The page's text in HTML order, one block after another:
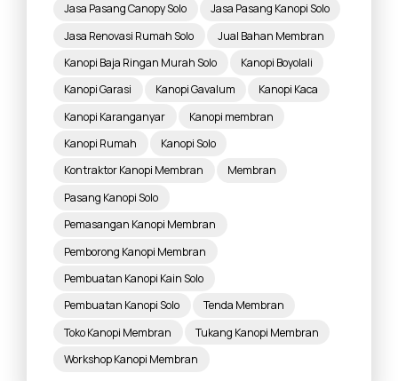
Jasa Pasang Canopy Solo
Jasa Pasang Kanopi Solo
Jasa Renovasi Rumah Solo
Jual Bahan Membran
Kanopi Baja Ringan Murah Solo
Kanopi Boyolali
Kanopi Garasi
Kanopi Gavalum
Kanopi Kaca
Kanopi Karanganyar
Kanopi membran
Kanopi Rumah
Kanopi Solo
Kontraktor Kanopi Membran
Membran
Pasang Kanopi Solo
Pemasangan Kanopi Membran
Pemborong Kanopi Membran
Pembuatan Kanopi Kain Solo
Pembuatan Kanopi Solo
Tenda Membran
Toko Kanopi Membran
Tukang Kanopi Membran
Workshop Kanopi Membran